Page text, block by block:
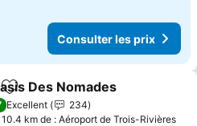
Consulter les prix
Ajouter à mes favoris
Des Nomades
Excellent
234
10.4 km de : Aéroport de Trois-Rivières